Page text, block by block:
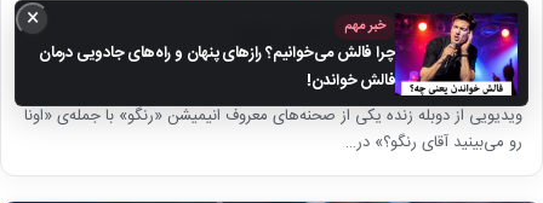
دوبله زنده «اونا رو می‌بینید آقای رنگو؟»
۲۲ اردیبهشت ۱۴۰۴
ویدیویی از دوبله زنده یکی از صحنه‌های معروف انیمیشن «رنگو» با جمله‌ی «اونا
رو می‌بینید آقای رنگو؟» در…
× خبر مهم
چرا فالش می‌خوانیم؟ رازهای پنهان و راه‌های جادویی درمان
فالش خواندن!